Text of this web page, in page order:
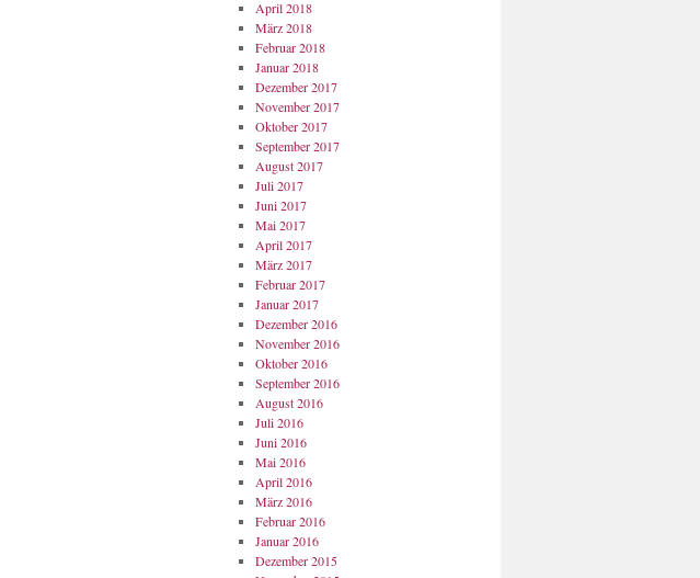
April 2018
März 2018
Februar 2018
Januar 2018
Dezember 2017
November 2017
Oktober 2017
September 2017
August 2017
Juli 2017
Juni 2017
Mai 2017
April 2017
März 2017
Februar 2017
Januar 2017
Dezember 2016
November 2016
Oktober 2016
September 2016
August 2016
Juli 2016
Juni 2016
Mai 2016
April 2016
März 2016
Februar 2016
Januar 2016
Dezember 2015